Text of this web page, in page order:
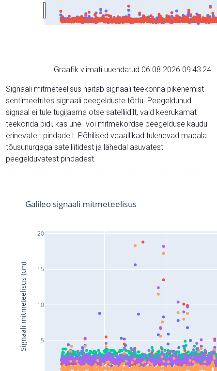
Graafik viimati uuendatud 06.08.2026 09:43:24
Signaali mitmeteelisus näitab signaali teekonna pikenemist
sentimeetrites signaali peegelduste tõttu. Peegeldunud
signaal ei tule tugijaama otse satelliidilt, vaid keerukamat
teekonda pidi, kas ühe- või mitmekordse peegelduse kaudu
erinevatelt pindadelt. Põhilised veaallikad tulenevad madala
tõusunurgaga satelliitidest ja lähedal asuvatest
peegelduvatest pindadest.
5
10
15
20
Galileo signaali mitmeteelisus
Signaali mitmeteelisus (cm)